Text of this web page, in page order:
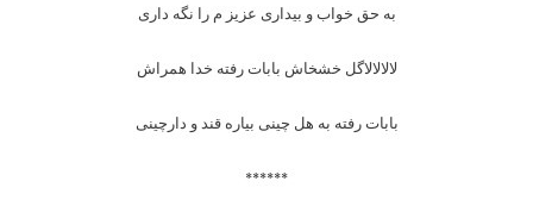
به حق خواب و بیداری عزیز م را نگه داری
لالالالاگل خشخاش بابات رفته خدا همراش
بابات رفته به هل چینی بیاره قند و دارچینی
******